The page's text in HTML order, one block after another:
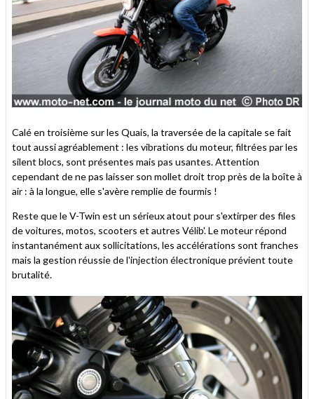
Calé en troisième sur les Quais, la traversée de la capitale se fait
tout aussi agréablement : les vibrations du moteur, filtrées par les
silent blocs, sont présentes mais pas usantes. Attention
cependant de ne pas laisser son mollet droit trop près de la boîte à
air : à la longue, elle s'avère remplie de fourmis !
Reste que le V-Twin est un sérieux atout pour s'extirper des files
de voitures, motos, scooters et autres Vélib'. Le moteur répond
instantanément aux sollicitations, les accélérations sont franches
mais la gestion réussie de l'injection électronique prévient toute
brutalité.